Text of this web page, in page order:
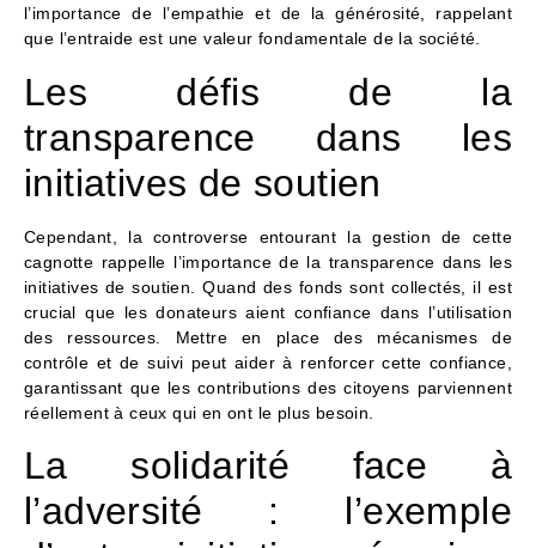
l’importance de l’empathie et de la générosité, rappelant
que l’entraide est une valeur fondamentale de la société.
Les défis de la
transparence dans les
initiatives de soutien
Cependant, la controverse entourant la gestion de cette
cagnotte rappelle l’importance de la transparence dans les
initiatives de soutien. Quand des fonds sont collectés, il est
crucial que les donateurs aient confiance dans l’utilisation
des ressources. Mettre en place des mécanismes de
contrôle et de suivi peut aider à renforcer cette confiance,
garantissant que les contributions des citoyens parviennent
réellement à ceux qui en ont le plus besoin.
La solidarité face à
l’adversité : l’exemple